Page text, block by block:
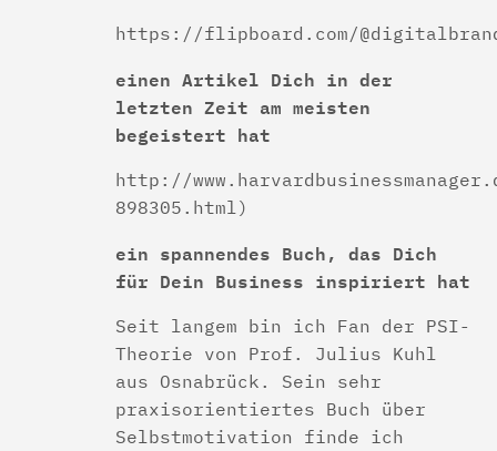
https://flipboard.com/
einen Artikel Dich in der
letzten Zeit am meisten
begeistert hat
http://
898305.html)
ein spannendes Buch, das Dich
für Dein Business inspiriert hat
Seit langem bin ich Fan der PSI-
Theorie von Prof. Julius Kuhl
aus Osnabrück. Sein sehr
praxisorientiertes Buch über
Selbstmotivation finde ich